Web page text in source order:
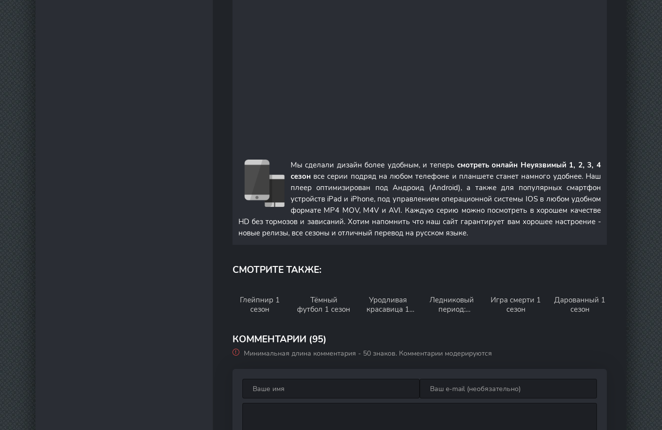
Мы сделали дизайн более удобным, и теперь смотреть онлайн Неуязвимый 1, 2, 3, 4
сезон все серии подряд на любом телефоне и планшете станет намного удобнее. Наш
плеер оптимизирован под Андроид (Android), а также для популярных смартфон
устройств iPad и iPhone, под управлением операционной системы IOS в любом удобном
формате MP4 MOV, M4V и AVI. Каждую серию можно посмотреть в хорошем качестве
HD без тормозов и зависаний. Хотим напомнить что наш сайт гарантирует вам хорошее настроение -
новые релизы, все сезоны и отличный перевод на русском языке.
СМОТРИТЕ ТАКЖЕ:
Глейпнир 1
сезон
Тёмный
футбол 1 сезон
Уродливая
красавица 1
Ледниковый
период:
Игра смерти 1
сезон
Дарованный 1
сезон
КОММЕНТАРИИ (95)
Минимальная длина комментария - 50 знаков. Комментарии модерируются